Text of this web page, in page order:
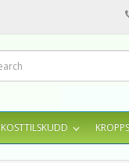
KOSTTILSKUDD